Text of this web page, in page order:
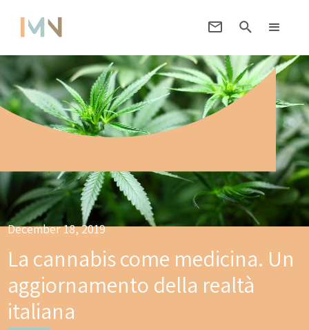
December 18, 2019
La cannabis come medicina. Un
aggiornamento della realtà
italiana